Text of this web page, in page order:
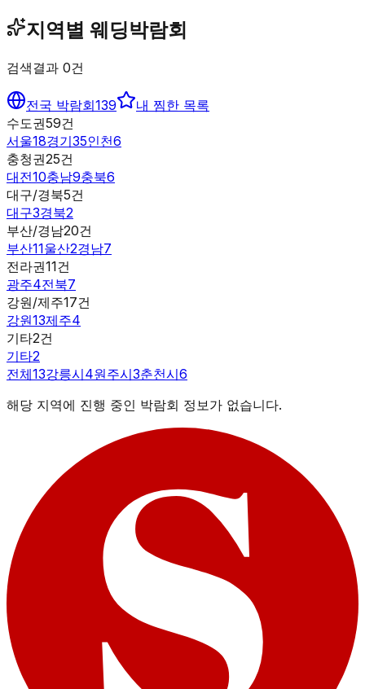
지역별 웨딩박람회
검색결과 0건
전국 박람회139
내 찜한 목록
수도권59건
서울18경기35인천6
충청권25건
대전10충남9충북6
대구/경북5건
대구3경북2
부산/경남20건
부산11울산2경남7
전라권11건
광주4전북7
강원/제주17건
강원13제주4
기타2건
기타2
전체13강릉시4원주시3춘천시6
해당 지역에 진행 중인 박람회 정보가 없습니다.